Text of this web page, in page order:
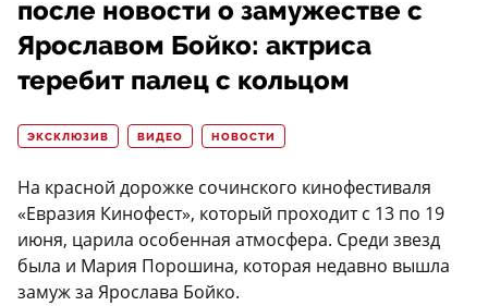
после новости о замужестве с
Ярославом Бойко: актриса
теребит палец с кольцом
ЭКСКЛЮЗИВ ВИДЕО НОВОСТИ
На красной дорожке сочинского кинофестиваля
«Евразия Кинофест», который проходит с 13 по 19
июня, царила особенная атмосфера. Среди звезд
была и Мария Порошина, которая недавно вышла
замуж за Ярослава Бойко.